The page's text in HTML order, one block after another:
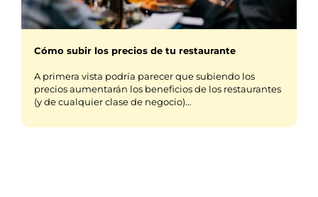
Cómo subir los precios de tu restaurante
A primera vista podría parecer que subiendo los
precios aumentarán los beneficios de los restaurantes
(y de cualquier clase de negocio)…